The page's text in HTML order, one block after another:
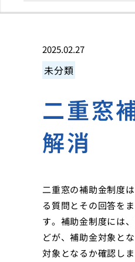
2025.02.27
未分類
二重窓
解消
二重窓の補助金制度
る質問とその回答を
す。補助金制度には
どが、補助金対象と
対象となるか確認し